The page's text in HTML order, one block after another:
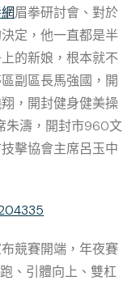
眉拳研討會、對於
定，他一直都是半
的新娘，根本就不
副區長馬強國，開
，開封健身健美操
朱濤，開封市960文
擊協會主席呂玉中
競賽開端，年夜賽
、引體向上、雙杠